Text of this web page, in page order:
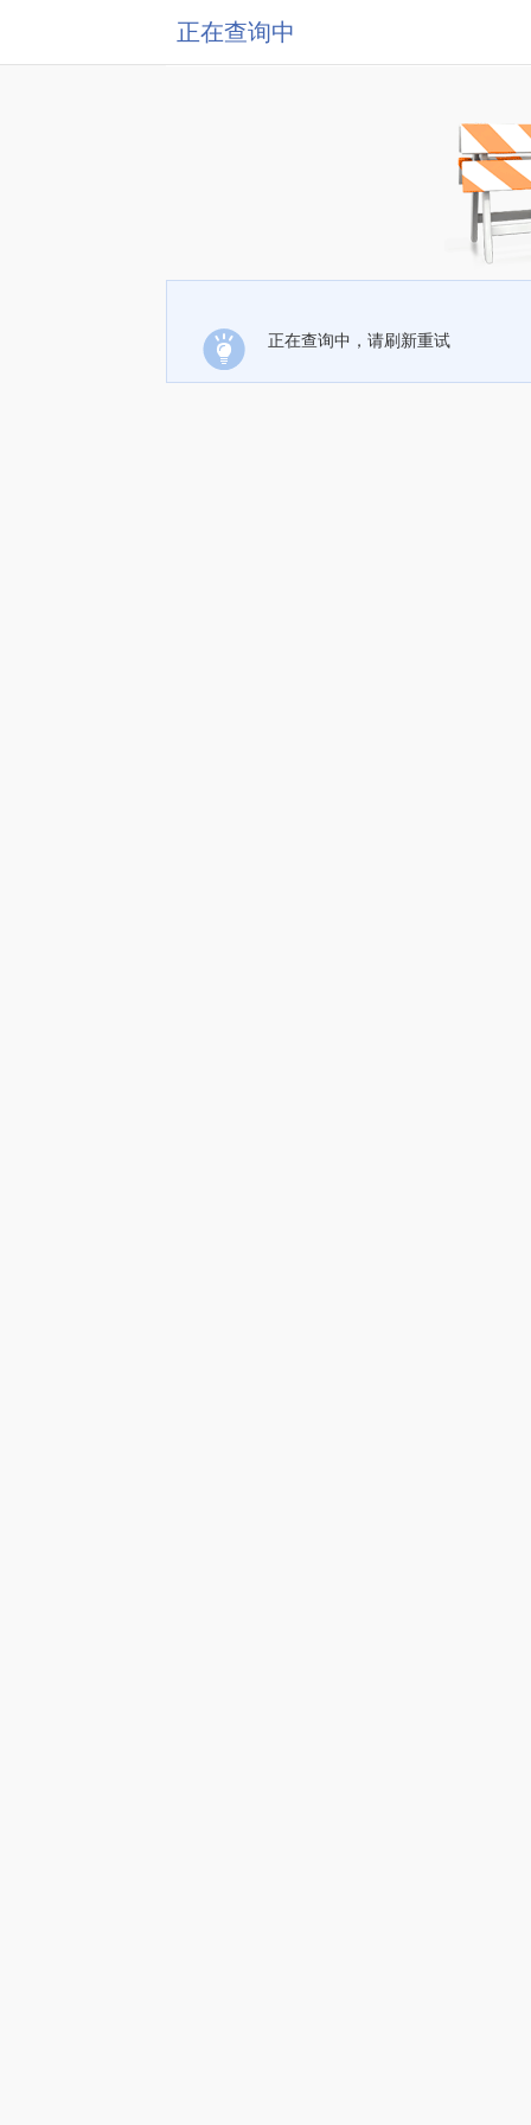
正在查询中
正在查询中，请刷新重试